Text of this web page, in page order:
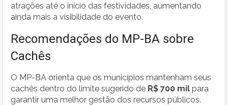
atrações até o início das festividades, aumentando
ainda mais a visibilidade do evento.
Recomendações do MP-BA sobre
Cachês
O MP-BA orienta que os municípios mantenham seus
cachês dentro do limite sugerido de R$ 700 mil para
garantir uma melhor gestão dos recursos públicos.